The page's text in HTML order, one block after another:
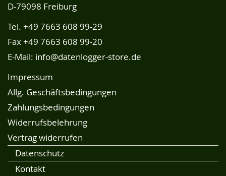
D-79098 Freiburg
Tel. +49 7663 608 99-29
Fax +49 7663 608 99-20
E-Mail: info@datenlogger-store.de
Impressum
Allg. Geschäftsbedingungen
Zahlungsbedingungen
Widerrufsbelehrung
Vertrag widerrufen
Datenschutz
Kontakt